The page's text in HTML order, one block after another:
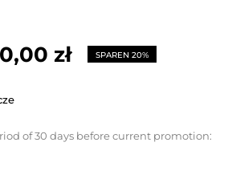
zł SPAREN 20%
of 30 days before current promotion: